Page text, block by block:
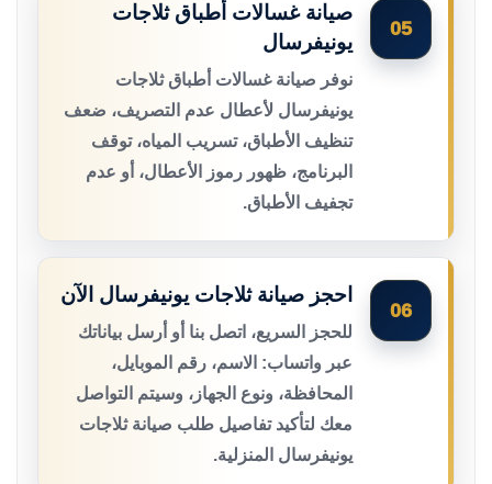
05
صيانة غسالات أطباق ثلاجات
يونيفرسال
نوفر صيانة غسالات أطباق ثلاجات
يونيفرسال لأعطال عدم التصريف، ضعف
تنظيف الأطباق، تسريب المياه، توقف
البرنامج، ظهور رموز الأعطال، أو عدم
تجفيف الأطباق.
06
احجز صيانة ثلاجات يونيفرسال الآن
للحجز السريع، اتصل بنا أو أرسل بياناتك
عبر واتساب: الاسم، رقم الموبايل،
المحافظة، ونوع الجهاز، وسيتم التواصل
معك لتأكيد تفاصيل طلب صيانة ثلاجات
يونيفرسال المنزلية.